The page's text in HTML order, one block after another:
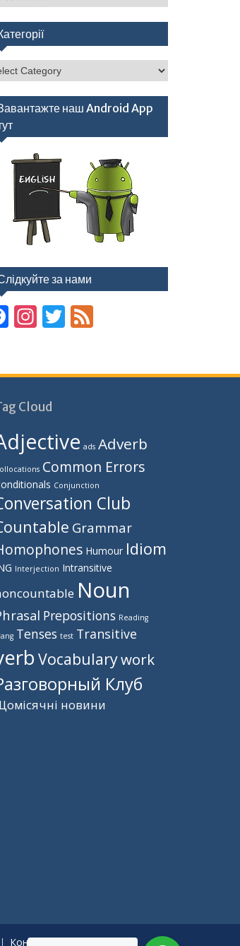
наш Android App
за нами
F
b
o
o
k
In
gr
a
m
T
er
F
d
Cloud
ads Adverb
Common Errors
Conjunction
Club
Grammar
Humour Idiom
Interjection Intransitive
Noun
Prepositions Reading
Tenses test Transitive
Vocabularywork
Клуб
новини
Контакти